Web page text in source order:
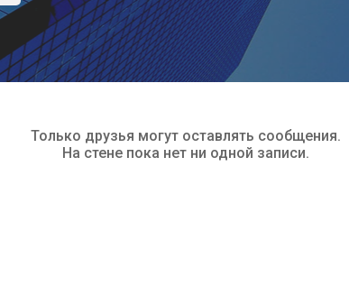
Только друзья могут оставлять сообщения.
На стене пока нет ни одной записи.